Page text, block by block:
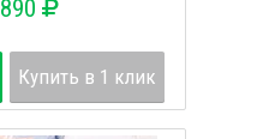
890
Купить в 1 клик